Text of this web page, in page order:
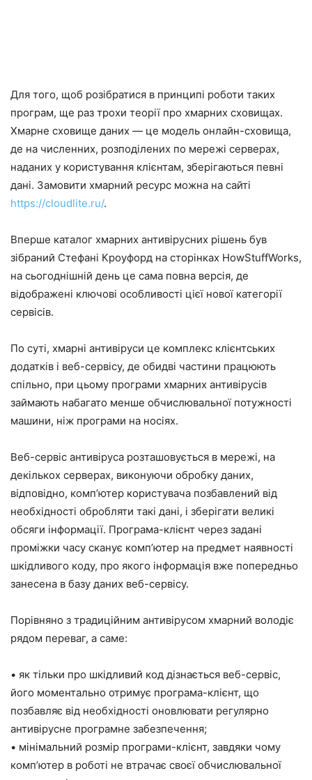
Для того, щоб розібратися в принципі роботи таких
програм, ще раз трохи теорії про хмарних сховищах.
Хмарне сховище даних — це модель онлайн-сховища,
де на численних, розподілених по мережі серверах,
наданих у користування клієнтам, зберігаються певні
дані. Замовити хмарний ресурс можна на сайті
https://cloudlite.ru/.
Вперше каталог хмарних антивірусних рішень був
зібраний Стефані Кроуфорд на сторінках HowStuffWorks,
на сьогоднішній день це сама повна версія, де
відображені ключові особливості цієї нової категорії
сервісів.
По суті, хмарні антивіруси це комплекс клієнтських
додатків і веб-сервісу, де обидві частини працюють
спільно, при цьому програми хмарних антивірусів
займають набагато менше обчислювальної потужності
машини, ніж програми на носіях.
Веб-сервіс антивіруса розташовується в мережі, на
декількох серверах, виконуючи обробку даних,
відповідно, комп’ютер користувача позбавлений від
необхідності обробляти такі дані, і зберігати великі
обсяги інформації. Програма-клієнт через задані
проміжки часу сканує комп’ютер на предмет наявності
шкідливого коду, про якого інформація вже попередньо
занесена в базу даних веб-сервісу.
Порівняно з традиційним антивірусом хмарний володіє
рядом переваг, а саме:
• як тільки про шкідливий код дізнається веб-сервіс,
його моментально отримує програма-клієнт, що
позбавляє від необхідності оновлювати регулярно
антивірусне програмне забезпечення;
• мінімальний розмір програми-клієнт, завдяки чому
комп’ютер в роботі не втрачає своєї обчислювальної